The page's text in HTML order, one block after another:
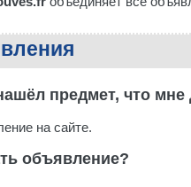
предмет, что мне
на сайте.
объявление?